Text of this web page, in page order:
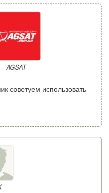
AGSAT
советуем использовать